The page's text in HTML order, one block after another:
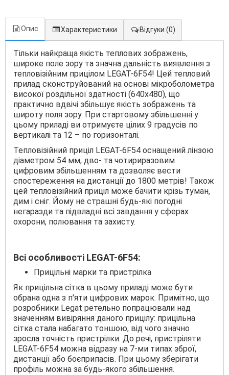
Опис Характеристики Відгуки (0)
Тільки найкраща якість теплових зображень,
широке поле зору та значна дальність виявлення з
тепловізійним прицілом LEGAT-6F54! Цей тепловий
прилад сконструйований на основі мікроболометра
високої роздільної здатності (640х480), що
практично вдвічі збільшує якість зображень та
широту поля зору. При стартовому збільшенні у
цьому приладі ви отримуєте цілих 9 градусів по
вертикалі та 12 – по горизонталі.
Тепловізійний приціл LEGAT-6F54 оснащений лінзою
діаметром 54 мм, дво- та чотириразовим
цифровим збільшенням та дозволяє вести
спостереження на дистанції до 1800 метрів! Також
цей тепловізійний приціл може бачити крізь туман,
дим і сніг. Йому не страшні будь-які погодні
негаразди та підвладні всі завдання у сферах
охорони, полювання та захисту.
Всі особливості LEGAT-6F54:
Прицільні марки та пристрілка
Як прицільна сітка в цьому приладі може бути
обрана одна з п'яти цифрових марок. Примітно, що
розробники Legat ретельно попрацювали над
значенням вивіряння даного прицілу: прицільна
сітка стала набагато тоншою, від чого значно
зросла точність пристрілки. До речі, пристріляти
LEGAT-6F54 можна відразу на 7-ми типах зброї,
дистанції або боєприпасів. При цьому зберігати
профіль можна за будь-якого збільшення.